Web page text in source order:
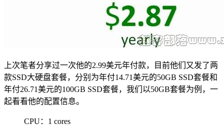
上次笔者分享过一次他的2.99美元年付款，目前他们又发了两
款SSD大硬盘套餐，分别为年付14.71美元的50GB SSD套餐和
年付26.71美元的100GB SSD套餐，我们以50GB套餐为例，一
起看看他的配置信息。
CPU：1 cores